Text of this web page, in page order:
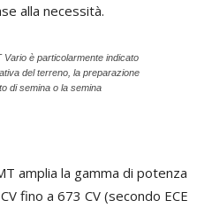
alla necessità.
Vario è particolarmente indicato
del terreno, la preparazione
di semina o la semina
amplia la gamma di potenza
fino a 673 CV (secondo ECE